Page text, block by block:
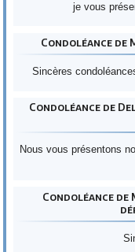
je vous
Condoléance de
Sincères
Condoléance de
Nous vous présentons
Condoléance